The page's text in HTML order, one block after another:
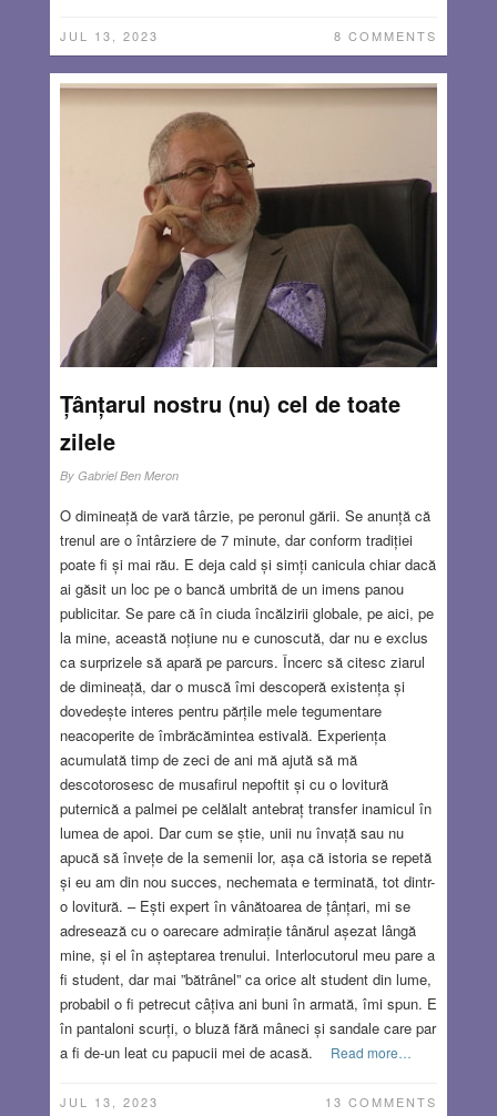
JUL 13, 2023 8 COMMENTS
Țânțarul nostru (nu) cel de toate
zilele
By Gabriel Ben Meron
O dimineață de vară târzie, pe peronul gării. Se anunță că
trenul are o întârziere de 7 minute, dar conform tradiției
poate fi și mai rău. E deja cald și simți canicula chiar dacă
ai găsit un loc pe o bancă umbrită de un imens panou
publicitar. Se pare că în ciuda încălzirii globale, pe aici, pe
la mine, această noțiune nu e cunoscută, dar nu e exclus
ca surprizele să apară pe parcurs. Încerc să citesc ziarul
de dimineață, dar o muscă îmi descoperă existența și
dovedește interes pentru părțile mele tegumentare
neacoperite de îmbrăcămintea estivală. Experiența
acumulată timp de zeci de ani mă ajută să mă
descotorosesc de musafirul nepoftit și cu o lovitură
puternică a palmei pe celălalt antebraț transfer inamicul în
lumea de apoi. Dar cum se știe, unii nu învață sau nu
apucă să învețe de la semenii lor, așa că istoria se repetă
și eu am din nou succes, nechemata e terminată, tot dintr-
o lovitură. – Ești expert în vânătoarea de țânțari, mi se
adresează cu o oarecare admirație tânărul așezat lângă
mine, și el în așteptarea trenului. Interlocutorul meu pare a
fi student, dar mai ”bătrânel” ca orice alt student din lume,
probabil o fi petrecut câțiva ani buni în armată, îmi spun. E
în pantaloni scurți, o bluză fără mâneci și sandale care par
a fi de-un leat cu papucii mei de acasă.
Read more…
JUL 13, 2023 13 COMMENTS